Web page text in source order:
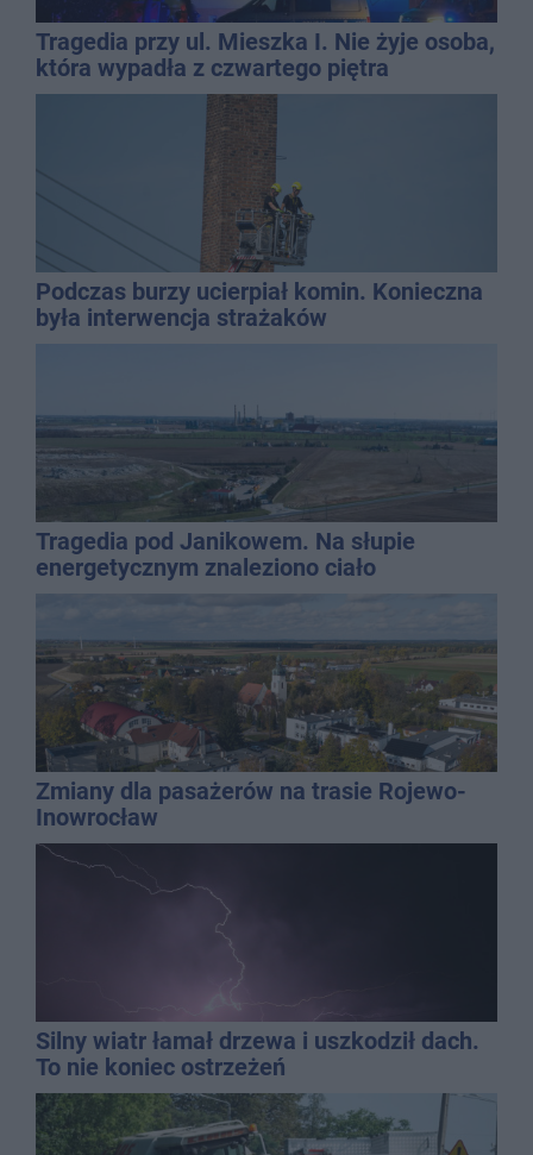
Tragedia przy ul. Mieszka I. Nie żyje osoba,
która wypadła z czwartego piętra
Podczas burzy ucierpiał komin. Konieczna
była interwencja strażaków
Tragedia pod Janikowem. Na słupie
energetycznym znaleziono ciało
mężczyzny
Zmiany dla pasażerów na trasie Rojewo-
Inowrocław
Silny wiatr łamał drzewa i uszkodził dach.
To nie koniec ostrzeżeń